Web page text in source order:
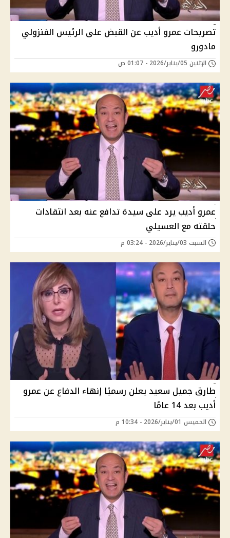
تصريحات عمرو أديب عن القبض على الرئيس الفنزولي
مادورو
الإثنين 05/يناير/2026 - 01:07 ص
عمرو أديب يرد على سيدة تدافع عنه بعد انتقادات
حلقته مع العسيلي
السبت 03/يناير/2026 - 03:24 م
طارق جميل سعيد يعلن رسميًا إنهاء الدفاع عن عمرو
أديب بعد 14 عامًا
الخميس 01/يناير/2026 - 10:34 م